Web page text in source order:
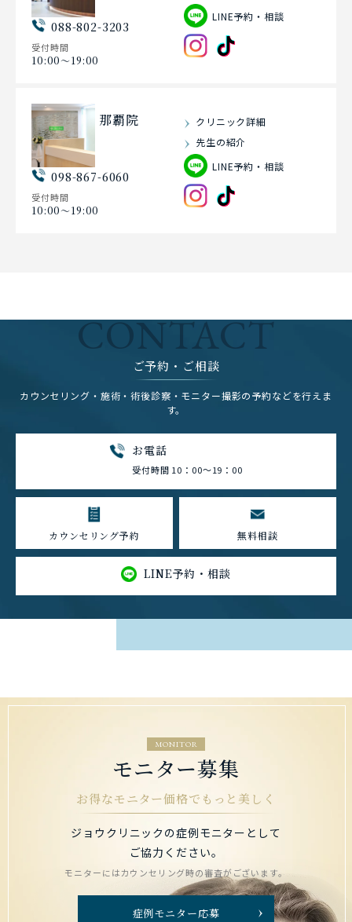
088-802-3203
受付時間
10:00〜19:00
LINE予約・相談
那覇院
098-867-6060
受付時間
10:00〜19:00
クリニック詳細
先生の紹介
LINE予約・相談
CONTACT
ご予約・ご相談
カウンセリング・施術・術後診察・モニター撮影の予約などを行えま
す。
お電話
受付時間 10：00～19：00
カウンセリング予約 無料相談
LINE予約・相談
MONITOR
モニター募集
お得なモニター価格でもっと美しく
ジョウクリニックの症例モニターとして
ご協力ください。
モニターにはカウンセリング時の審査がございます。
症例モニター応募